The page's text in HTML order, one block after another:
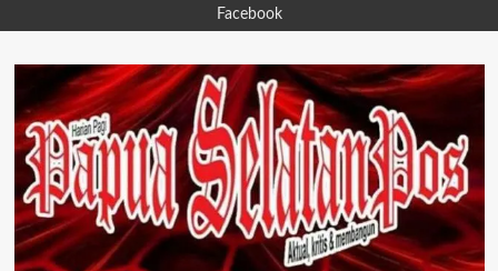
content
Facebook